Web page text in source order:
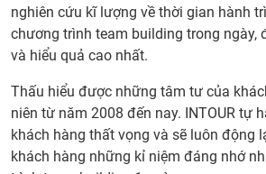
nghiên cứu kĩ lượng về thời gian hành
chương trình team building trong ngày,
và hiểu quả cao nhất.
Thấu hiểu được những tâm tư của
niên từ năm 2008 đến nay. INTOUR tự
khách hàng thất vọng và sẽ luôn động
khách hàng những kỉ niệm đáng nhớ